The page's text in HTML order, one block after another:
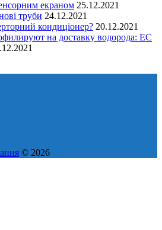
екраном 25.12.2021
труби 24.12.2021
кондиціонер? 20.12.2021
на доставку водорода: EC
© 2026